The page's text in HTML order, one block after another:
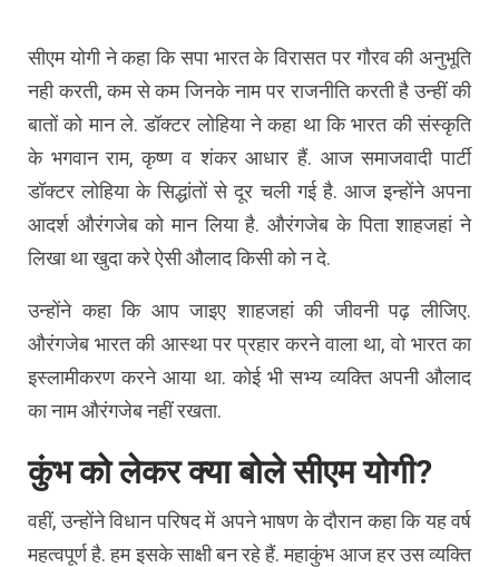
सीएम योगी ने कहा कि सपा भारत के विरासत पर गौरव की अनुभूति
नही करती, कम से कम जिनके नाम पर राजनीति करती है उन्हीं की
बातों को मान ले. डॉक्टर लोहिया ने कहा था कि भारत की संस्कृति
के भगवान राम, कृष्ण व शंकर आधार हैं. आज समाजवादी पार्टी
डॉक्टर लोहिया के सिद्धांतों से दूर चली गई है. आज इन्होंने अपना
आदर्श औरंगजेब को मान लिया है. औरंगजेब के पिता शाहजहां ने
लिखा था खुदा करे ऐसी औलाद किसी को न दे.
उन्होंने कहा कि आप जाइए शाहजहां की जीवनी पढ़ लीजिए.
औरंगजेब भारत की आस्था पर प्रहार करने वाला था, वो भारत का
इस्लामीकरण करने आया था. कोई भी सभ्य व्यक्ति अपनी औलाद
का नाम औरंगजेब नहीं रखता.
कुंभ को लेकर क्या बोले सीएम योगी?
वहीं, उन्होंने विधान परिषद में अपने भाषण के दौरान कहा कि यह वर्ष
महत्वपूर्ण है. हम इसके साक्षी बन रहे हैं. महाकुंभ आज हर उस व्यक्ति